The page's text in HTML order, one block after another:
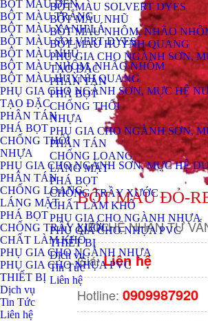
BỘT MÀU SOLVERT DYES
BỘT MÀU NHŨ
BỘT MÀU NHÔM, NHÃO
BỘT MÀU HUỲNH QUANG
PHỤ GIA CHO NGÀNH SƠN,
TẠO ĐẶC
PHÂN TÁN
PHÁ BỌT
CHỐNG THỐI
NHỰA
PHỤ GIA CHO NGÀNH SƠN,
PHÂN TÁN
CHỐNG LOANG
LÁNG MẶT
PHÁ BỌT
CHỐNG TRẦY XƯỚC
CHẤT LÀM KHÔ
PHỤ GIA CHO NGÀNH NHỰA
PHỤ GIA CHO NHỰA PVC
THIẾT BỊ
Dịch vụ
Tin Tức
Liên hệ
BỘT MÀU ĐEN
BỘT MÀU TRẮNG
BỘT MÀU XANH LÁ
BỘT MÀU SOLVERT DYES
BỘT MÀU NHŨ
BỘT MÀU NHÔM, NHÃO NHÔM
BỘT MÀU HUỲNH QUANG
PHỤ GIA CHO NGÀNH SƠN, MỰC HỆ
TẠO ĐẶC
PHÂN TÁN
PHÁ BỌT
CHỐNG THỐI
NHỰA
PHỤ GIA CHO NGÀNH SƠN, MỰC HỆ
PHÂN TÁN
CHỐNG LOANG
LÁNG MẶT
PHÁ BỌT
CHỐNG TRẦY XƯỚC
CHẤT LÀM KHÔ
PHỤ GIA CHO NGÀNH NHỰA
PHỤ GIA CHO NHỰA PVC
THIẾT BỊ
Dịch vụ
Tin Tức
Liên hệ
BỘT MÀU ĐỎ-
LIÊN HỆ NHẬN TƯ
Giá:Liên hệ
Hotline: 0909987920